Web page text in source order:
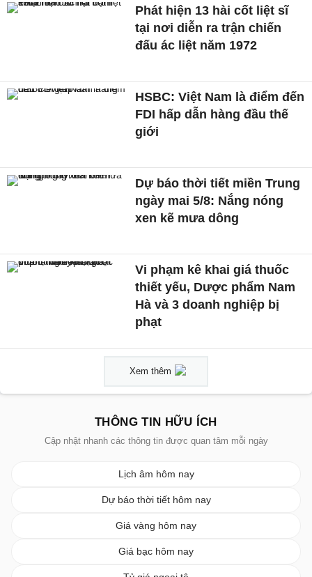
Phát hiện 13 hài cốt liệt sĩ
tại nơi diễn ra trận chiến
đấu ác liệt năm 1972
HSBC: Việt Nam là điểm đến
FDI hấp dẫn hàng đầu thế
giới
Dự báo thời tiết miền Trung
ngày mai 5/8: Nắng nóng
xen kẽ mưa dông
Vi phạm kê khai giá thuốc
thiết yếu, Dược phẩm Nam
Hà và 3 doanh nghiệp bị
phạt
Xem thêm
THÔNG TIN HỮU ÍCH
Cập nhật nhanh các thông tin được quan tâm mỗi ngày
Lịch âm hôm nay
Dự báo thời tiết hôm nay
Giá vàng hôm nay
Giá bạc hôm nay